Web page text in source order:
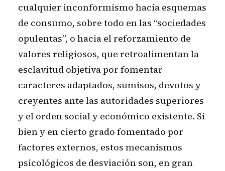
cualquier inconformismo hacia esquemas
de consumo, sobre todo en las “sociedades
opulentas”, o hacia el reforzamiento de
valores religiosos, que retroalimentan la
esclavitud objetiva por fomentar
caracteres adaptados, sumisos, devotos y
creyentes ante las autoridades superiores
y el orden social y económico existente. Si
bien y en cierto grado fomentado por
factores externos, estos mecanismos
psicológicos de desviación son, en gran